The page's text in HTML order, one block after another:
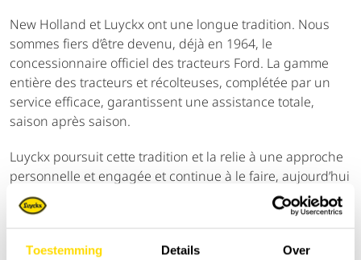
Toestemming Details Over
New Holland et Luyckx ont une longue tradition. Nous
sommes fiers d’être devenu, déjà en 1964, le
concessionnaire officiel des tracteurs Ford. La gamme
entière des tracteurs et récolteuses, complétée par un
service efficace, garantissent une assistance totale,
saison après saison.
Luyckx poursuit cette tradition et la relie à une approche
personnelle et engagée et continue à le faire, aujourd’hui
et demain. Après toutes ces années, Luyckx continue à
être fortement liée avec le secteur où tout commença:
l’agriculture.